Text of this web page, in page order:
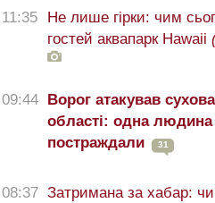
11:35
Не лише гірки: чим
гостей аквапарк Hawaii
09:44 Ворог атакував
області: одна людина
постраждали
31
08:37 Затримана за хабар: